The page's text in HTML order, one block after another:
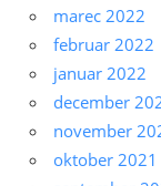
marec 2022
februar 2022
januar 2022
december
november
oktober 2021